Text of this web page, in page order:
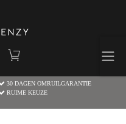
30 DAGEN OMRUILGARANTIE
RUIME KEUZE